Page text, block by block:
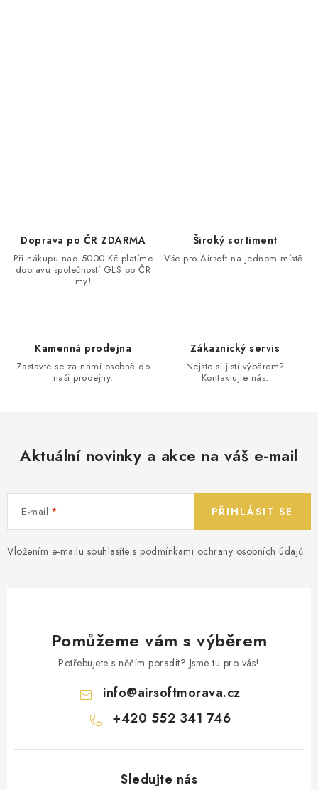
Doprava po ČR ZDARMA
Při nákupu nad 5000 Kč platíme
dopravu společností GLS po ČR
my!
Široký sortiment
Vše pro Airsoft na jednom místě.
Kamenná prodejna
Zastavte se za námi osobně do
naši prodejny.
Zákaznický servis
Nejste si jistí výběrem?
Kontaktujte nás.
Aktuální novinky a akce na váš e-mail
E-mail
Vložením e-mailu souhlasíte s podmínkami ochrany osobních údajů
PŘIHLÁSIT SE
Pomůžeme vám s výběrem
Potřebujete s něčím poradit? Jsme tu pro vás!
info@airsoftmorava.cz
+420 552 341 746